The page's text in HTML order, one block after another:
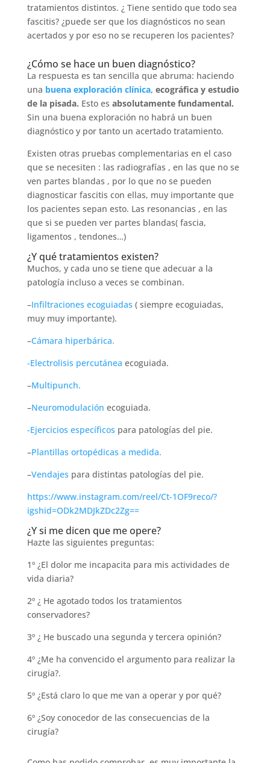
tratamientos distintos. ¿ Tiene sentido que todo sea
fascitis? ¿puede ser que los diagnósticos no sean
acertados y por eso no se recuperen los pacientes?
¿Cómo se hace un buen diagnóstico?
La respuesta es tan sencilla que abruma: haciendo
una buena exploración clínica, ecográfica y estudio
de la pisada. Esto es absolutamente fundamental.
Sin una buena exploración no habrá un buen
diagnóstico y por tanto un acertado tratamiento.
Existen otras pruebas complementarias en el caso
que se necesiten : las radiografías , en las que no se
ven partes blandas , por lo que no se pueden
diagnosticar fascitis con ellas, muy importante que
los pacientes sepan esto. Las resonancias , en las
que si se pueden ver partes blandas( fascia,
ligamentos , tendones…)
¿Y qué tratamientos existen?
Muchos, y cada uno se tiene que adecuar a la
patología incluso a veces se combinan.
–Infiltraciones ecoguiadas ( siempre ecoguiadas,
muy muy importante).
–Cámara hiperbárica.
-Electrolisis percutánea ecoguiada.
–Multipunch.
–Neuromodulación ecoguiada.
-Ejercicios específicos para patologías del pie.
–Plantillas ortopédicas a medida.
–Vendajes para distintas patologías del pie.
https://www.instagram.com/reel/Ct-1OF9reco/?
igshid=ODk2MDJkZDc2Zg==
¿Y si me dicen que me opere?
Hazte las siguientes preguntas:
1º ¿El dolor me incapacita para mis actividades de
vida diaria?
2º ¿ He agotado todos los tratamientos
conservadores?
3º ¿ He buscado una segunda y tercera opinión?
4º ¿Me ha convencido el argumento para realizar la
cirugía?.
5º ¿Está claro lo que me van a operar y por qué?
6º ¿Soy conocedor de las consecuencias de la
cirugía?